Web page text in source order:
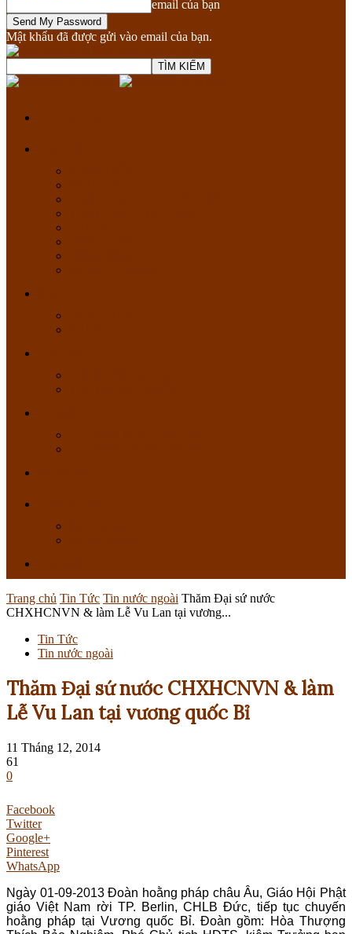
email của bạn
Mật khẩu đã được gửi vào email của bạn.
Trang chủ Tin Tức Tin nước ngoài Thăm Đại sứ nước
CHXHCNVN & làm Lễ Vu Lan tại vương...
Tin Tức
Tin nước ngoài
Thăm Đại sứ nước CHXHCNVN & làm
Lễ Vu Lan tại vương quốc Bỉ
11 Tháng 12, 2014
61
0
Facebook
Twitter
Google+
Pinterest
WhatsApp
Ngày 01-09-2013 Đoàn hoằng pháp châu Âu, Giáo Hội Phật
giáo Việt Nam rời TP. Berlin, CHLB Đức, tiếp tục chuyến
hoằng pháp tại Vương quốc Bỉ. Đoàn gồm: Hòa Thượng